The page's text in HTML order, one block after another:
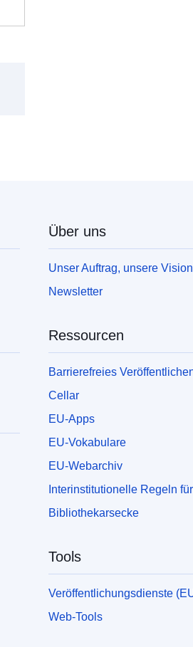
Über uns
Unser Auftrag, unsere
Newsletter
Ressourcen
Barrierefreies
Cellar
EU-Apps
EU-Vokabulare
EU-Webarchiv
Interinstitutionelle Regeln
Bibliothekarsecke
Tools
Veröffentlichungsdienste
Web-Tools